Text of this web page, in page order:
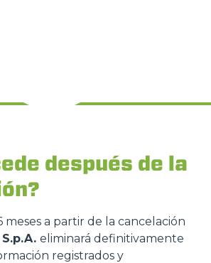
después de la
meses a partir de la cancelación
eliminará definitivamente
registrados y